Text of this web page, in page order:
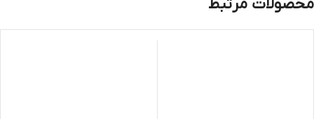
محصولات مرتبط